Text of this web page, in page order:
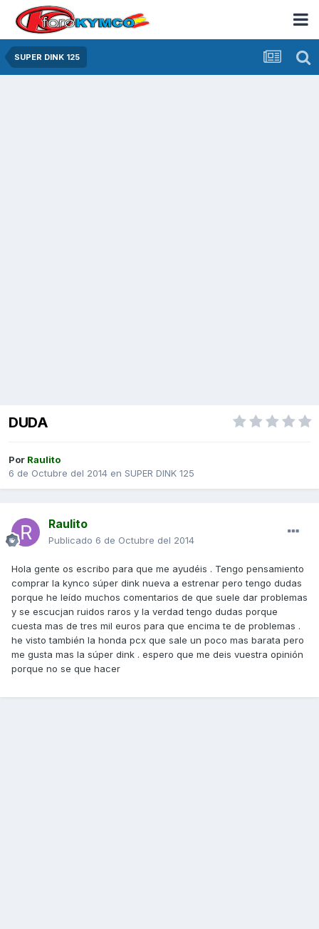
SUPER DINK 125
DUDA
Por Raulito
6 de Octubre del 2014 en SUPER DINK 125
Raulito
Publicado 6 de Octubre del 2014
Hola gente os escribo para que me ayudéis . Tengo pensamiento
comprar la kynco súper dink nueva a estrenar pero tengo dudas
porque he leído muchos comentarios de que suele dar problemas
y se escucjan ruidos raros y la verdad tengo dudas porque
cuesta mas de tres mil euros para que encima te de problemas .
he visto también la honda pcx que sale un poco mas barata pero
me gusta mas la súper dink . espero que me deis vuestra opinión
porque no se que hacer